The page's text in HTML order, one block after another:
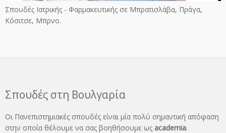
Σπουδές Ιατρικής - Φαρμακευτικής σε Μπρατισλάβα, Πράγα,
Κόσιτσε, Μπρνο.
Σπουδές στη Βουλγαρία
Οι Πανεπιστημιακές σπουδές είναι μία πολύ σημαντική απόφαση
στην οποία θέλουμε να σας βοηθήσουμε ως academia.